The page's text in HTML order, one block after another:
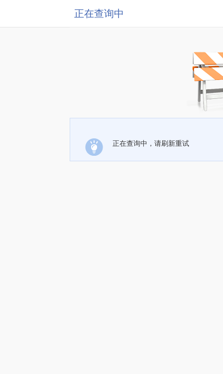
正在查询中
正在查询中，请刷新重试